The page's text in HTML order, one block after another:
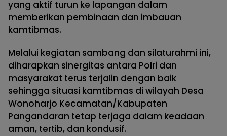
yang aktif turun ke lapangan dalam
memberikan pembinaan dan imbauan
kamtibmas.
Melalui kegiatan sambang dan silaturahmi ini,
diharapkan sinergitas antara Polri dan
masyarakat terus terjalin dengan baik
sehingga situasi kamtibmas di wilayah Desa
Wonoharjo Kecamatan/Kabupaten
Pangandaran tetap terjaga dalam keadaan
aman, tertib, dan kondusif.